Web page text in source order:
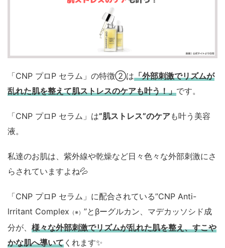
「CNP プロP セラム」の特徴②は「外部刺激でリズムが
乱れた肌を整えて肌ストレスのケアも叶う！」です。
「CNP プロP セラム」は”肌ストレス”のケアも叶う美容
液。
私達のお肌は、紫外線や乾燥など日々色々な外部刺激にさ
らされていますよね💦
「CNP プロP セラム」に配合されている”CNP Anti-
lrritant Complex （※） ”とβーグルカン、マデカッソシド成
分が、 様々な外部刺激でリズムが乱れた肌を整え、すこや
かな肌へ導いて くれます✨